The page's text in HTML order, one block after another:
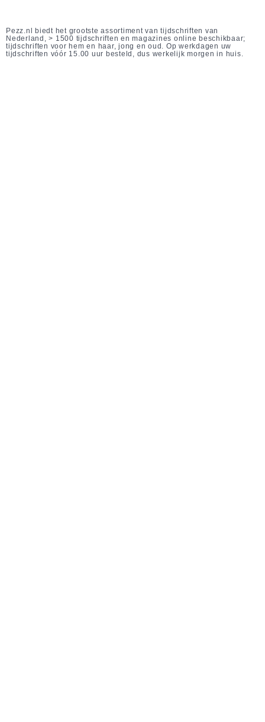
Pezz.nl biedt het grootste assortiment van tijdschriften van
Nederland, > 1500 tijdschriften en magazines online beschikbaar;
tijdschriften voor hem en haar, jong en oud. Op werkdagen uw
tijdschriften vóór 15.00 uur besteld, dus werkelijk morgen in huis.